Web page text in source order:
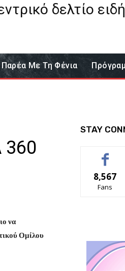
δελτίο
Παρέα Με Τη Φένια
360
να
Ομίλου
STAY
8,567
Fans